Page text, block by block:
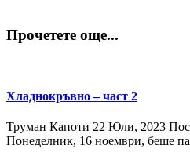
Прочетете още...
Хладнокръвно – част 2
Труман Капоти 22 Юли, 2023
Понеделник, 16 ноември, беше